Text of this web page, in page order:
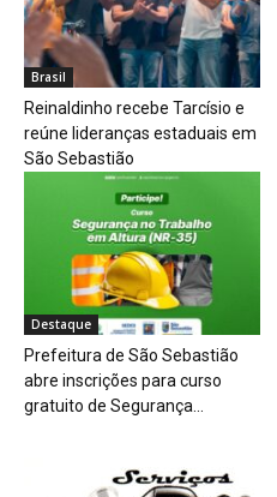
Brasil
Reinaldinho recebe Tarcísio e
reúne lideranças estaduais em
São Sebastião
Destaque
Prefeitura de São Sebastião
abre inscrições para curso
gratuito de Segurança...